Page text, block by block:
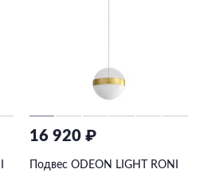
16 920 ₽
Подвес ODEON LIGHT RONI